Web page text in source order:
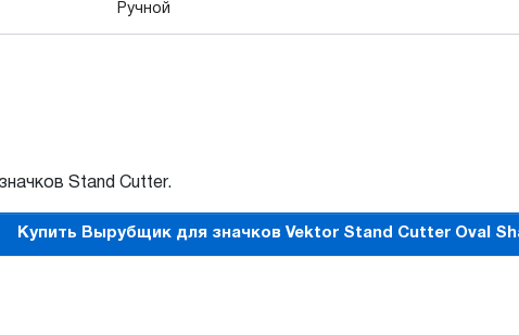
Ручной
Stand Cutter.
Купить Вырубщик для значков Vektor Stand Cutter Oval